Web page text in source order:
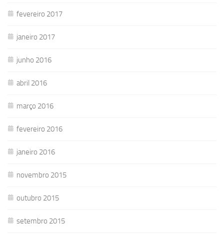
fevereiro 2017
janeiro 2017
junho 2016
abril 2016
março 2016
fevereiro 2016
janeiro 2016
novembro 2015
outubro 2015
setembro 2015